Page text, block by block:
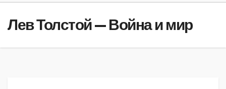
Лев Толстой — Война и мир